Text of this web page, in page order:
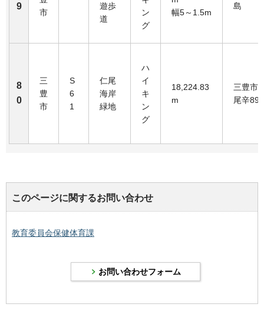
9
市
遊歩
道
ン
グ
幅5～1.5m
島
8
0
三
豊
市
S
6
1
仁尾
海岸
緑地
ハ
イ
キ
ン
グ
18,224.83
m
三豊市
尾辛89
このページに関するお問い合わせ
教育委員会保健体育課